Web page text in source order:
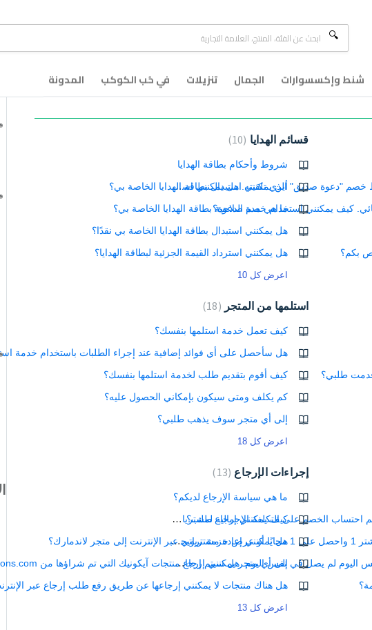
شنط وإكسسوارات الجمال تنزيلات في حُب الكوكب المدونة
لقد قمت بإرجاع أو إلغاء طلبًا مقدمًا باستخدام رابط خصم "دعوة صديق" الذي تلقيته. هل يمكنني استخدام نفس الرابط مرة أخرى؟
كيف يمكنني استخدام خصم الدعوة؟
بكم؟
قسائم الهدايا 10
شروط وأحكام بطاقة الهدايا
أين يمكنني استبدال بطاقة الهدايا الخاصة بي؟
ما هي مدة صلاحية بطاقة الهدايا الخاصة بي؟
هل يمكنني استبدال بطاقة الهدايا الخاصة بي نقدًا؟
هل يمكنني استرداد القيمة الجزئية لبطاقة الهدايا؟
اعرض كل 10
قدمت طلبي؟
استلمها من المتجر 18
كيف تعمل خدمة استلمها بنفسك؟
هل سأحصل على أي فوائد إضافية عند إجراء الطلبات باستخدام خدمة
كيف أقوم بتقديم طلب لخدمة استلمها بنفسك؟
كم يكلف ومتى سيكون بإمكاني الحصول عليه؟
إلى أي متجر سوف يذهب طلبي؟
اعرض كل 18
هل يمكنني إرجاع جزء من منتجات ترويجية، حيث تم احتساب الخصم على التكلفة الإجمالية لمشترياتي؟
ماذا لو كنت أريد إرجاع منتج كان جزءًا من عرض اشتر 1 واحصل على 1 مجانًا أو عرض حزمة ترويجية؟
الطلب الذي طلبته باستخدام خدمة التوصيل في نفس اليوم لم يصل في نفس اليوم. هل سيتم إرجاع رسوم الخدمة؟
إجراءات الإرجاع 13
ما هي سياسة الإرجاع لديكم؟
كيف يمكنني إرجاع طلب؟
هل يمكنني إعادة مشترياتي عبر الإنترنت إلى متجر لاندمارك؟
إلى أي متجر يمكنني إرجاع منتجات آيكونيك التي تم شراؤها من SplashFashions.com؟
هل هناك منتجات لا يمكنني إرجاعها عن طريق رفع طلب إرجاع عبر
اعرض كل 13